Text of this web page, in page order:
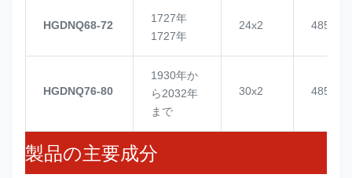
HGDNQ68-72
1727年
1727年
24x2 4855
HGDNQ76-80
1930年か
ら2032年
まで
30x2 4855
製品の主要成分